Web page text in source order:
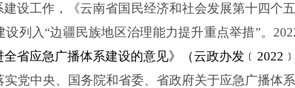
设工作，
《云南省国民经济和社会发展第十四个
设列入“边疆民族地区治理能力提升重点举措”。
全省应急广播体系建设的意见》（云政办发 ﹝ 2022 ﹞
实党中央、国务院和省委、省政府关于应急广播体